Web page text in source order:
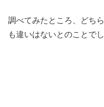
調べてみたところ、どち
も違いはないとのことでし